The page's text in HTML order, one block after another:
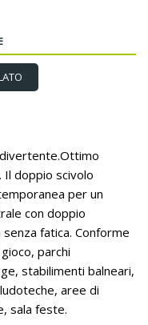
Il doppio scivolo
per un
con doppio
fatica. Conforme
parchi
stabilimenti balneari,
aree di
sala feste.